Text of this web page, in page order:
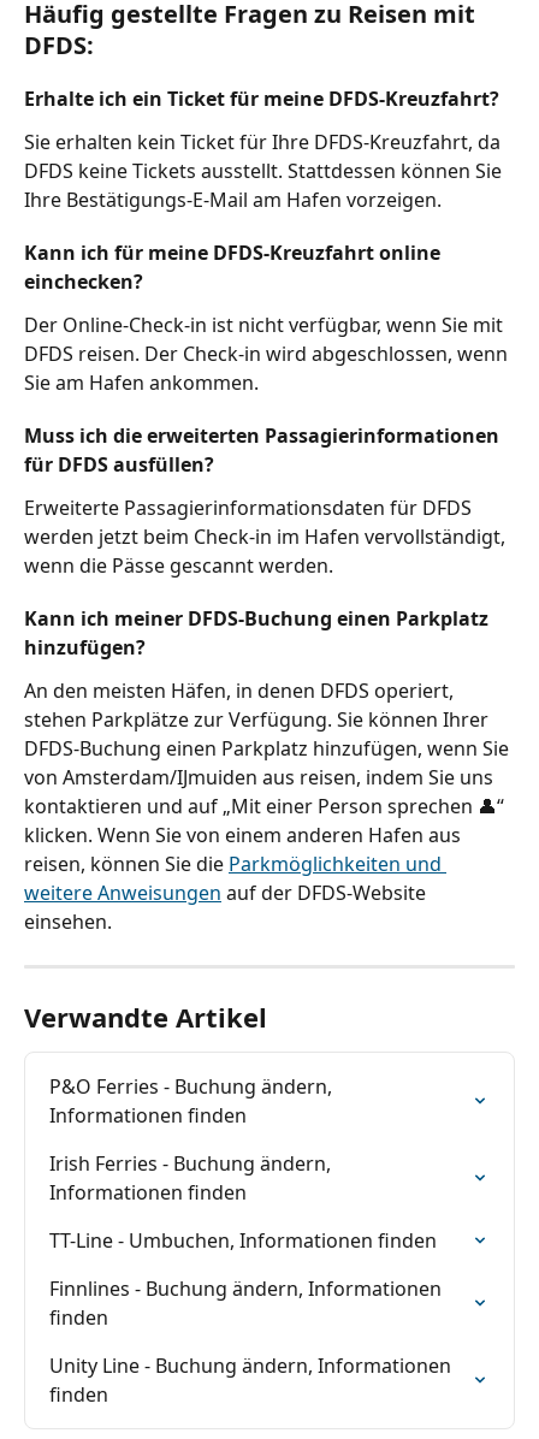
Häufig gestellte Fragen zu Reisen mit
DFDS:
Erhalte ich ein Ticket für meine DFDS-Kreuzfahrt?
Sie erhalten kein Ticket für Ihre DFDS-Kreuzfahrt, da
DFDS keine Tickets ausstellt. Stattdessen können Sie
Ihre Bestätigungs-E-Mail am Hafen vorzeigen.
Kann ich für meine DFDS-Kreuzfahrt online
einchecken?
Der Online-Check-in ist nicht verfügbar, wenn Sie mit
DFDS reisen. Der Check-in wird abgeschlossen, wenn
Sie am Hafen ankommen.
Muss ich die erweiterten Passagierinformationen
für DFDS ausfüllen?
Erweiterte Passagierinformationsdaten für DFDS
werden jetzt beim Check-in im Hafen vervollständigt,
wenn die Pässe gescannt werden.
Kann ich meiner DFDS-Buchung einen Parkplatz
hinzufügen?
An den meisten Häfen, in denen DFDS operiert,
stehen Parkplätze zur Verfügung. Sie können Ihrer
DFDS-Buchung einen Parkplatz hinzufügen, wenn Sie
von Amsterdam/IJmuiden aus reisen, indem Sie uns
kontaktieren und auf „Mit einer Person sprechen 👤“
klicken. Wenn Sie von einem anderen Hafen aus
reisen, können Sie die Parkmöglichkeiten und
weitere Anweisungen auf der DFDS-Website
einsehen.
Verwandte Artikel
P&O Ferries - Buchung ändern,
Informationen finden
Irish Ferries - Buchung ändern,
Informationen finden
TT-Line - Umbuchen, Informationen finden
Finnlines - Buchung ändern, Informationen
finden
Unity Line - Buchung ändern, Informationen
finden